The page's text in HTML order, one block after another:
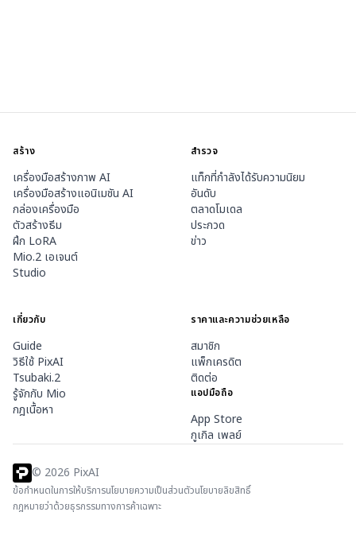
สร้าง
เครื่องมือสร้างภาพ AI
เครื่องมือสร้างแอนิเมชัน AI
กล่องเครื่องมือ
ตัวสร้างธีม
ฝึก LoRA
Mio.2 เอเจนต์
Studio
สำรวจ
แท็กที่กำลังได้รับความนิยม
อันดับ
ตลาดโมเดล
ประกวด
ข่าว
เกี่ยวกับ
Guide
วิธีใช้ PixAI
Tsubaki.2
รู้จักกับ Mio
กฎเนื้อหา
ราคาและความช่วยเหลือ
สมาชิก
แพ็กเครดิต
ติดต่อ
แอปมือถือ
App Store
กูเกิล เพลย์
© 2026 PixAI
ข้อกำหนดในการให้บริการนโยบายความเป็นส่วนตัวนโยบายลิขสิทธิ์
กฎหมายว่าด้วยธุรกรรมทางการค้าเฉพาะ